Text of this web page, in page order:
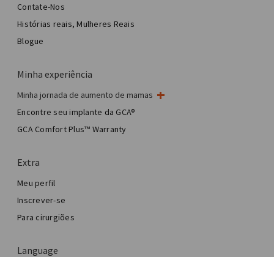
Contate-Nos
Histórias reais, Mulheres Reais
Blogue
Minha experiência
Minha jornada de aumento de mamas
Minha cirurgia de mama
Cirurgia estética de mama
Total Breast Reconstruction™
Encontre seu implante da GCA®
GCA Comfort Plus™ Warranty
Extra
Meu perfil
Inscrever-se
Para cirurgiões
Language